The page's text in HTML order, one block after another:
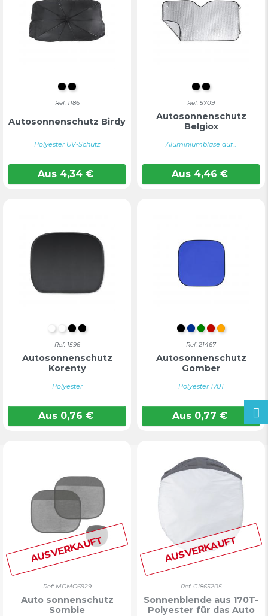
Schwarz
SCHWARZ
Ref: 1186
Autosonnenschutz Birdy
Polyester UV-Schutz
Aus 4,34 €
Schwarz
SCHWARZ
Ref: 5709
Autosonnenschutz
Belgiox
Aluminiumblase auf...
Aus4,46 €
WEIß
Weiß
Schwarz
SCHWARZ
Ref: 1596
Autosonnenschutz
Korenty
Polyester
Aus0,76 €
SCHWARZ
BLAU
GRÜN
ROTORANGE
Ref: 21467
Autosonnenschutz
Gomber
Polyester 170T
Aus0,77 €
AUSVERKAUFT
Ref: MDMO6929
Auto sonnenschutz
Sombie
AUSVERKAUFT
Ref: GI865205
Sonnenblende aus 170T-
Polyester für das Auto